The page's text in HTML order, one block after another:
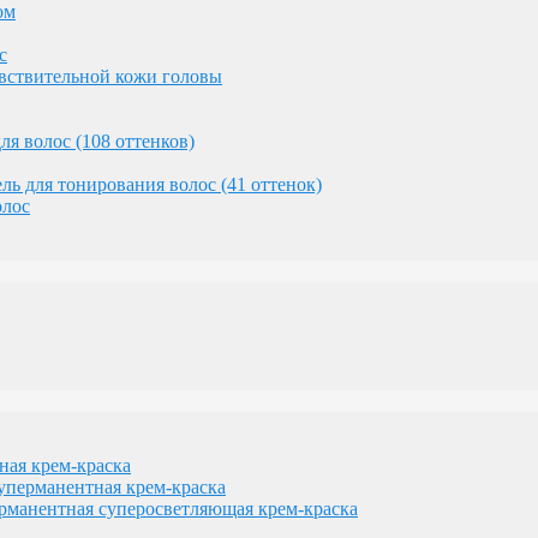
желтизны
волос
блонда
кожи головы
волос (108 оттенков)
для тонирования волос (41 оттенок)
крем-краска
крем-краска
суперосветляющая крем-краска